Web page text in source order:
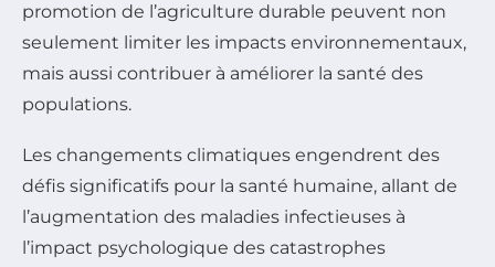
promotion de l’agriculture durable peuvent non
seulement limiter les impacts environnementaux,
mais aussi contribuer à améliorer la santé des
populations.
Les changements climatiques engendrent des
défis significatifs pour la santé humaine, allant de
l’augmentation des maladies infectieuses à
l’impact psychologique des catastrophes